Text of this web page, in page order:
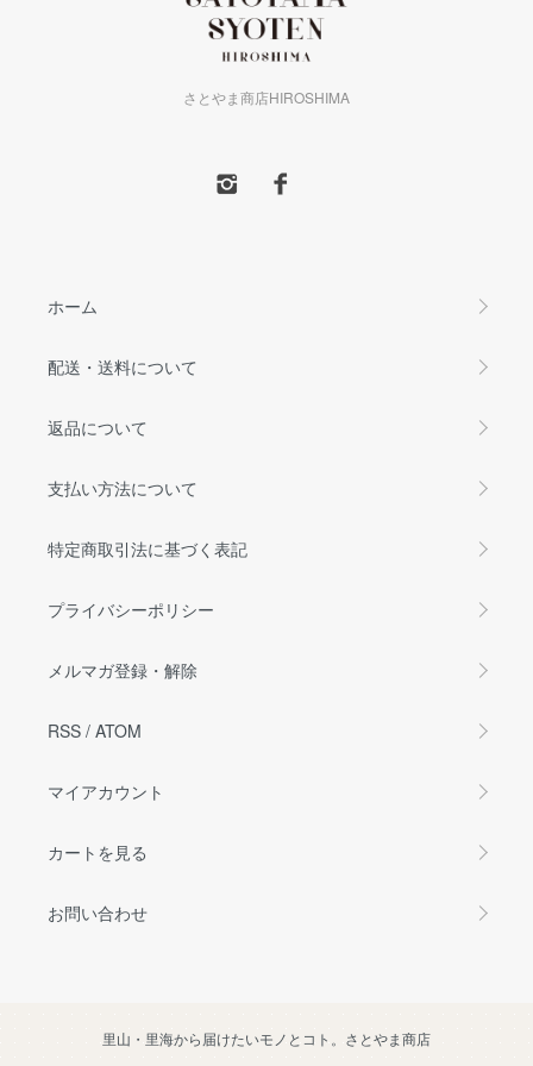
さとやま商店HIROSHIMA
ホーム
配送・送料について
返品について
支払い方法について
特定商取引法に基づく表記
プライバシーポリシー
メルマガ登録・解除
RSS / ATOM
マイアカウント
カートを見る
お問い合わせ
里山・里海から届けたいモノとコト。さとやま商店